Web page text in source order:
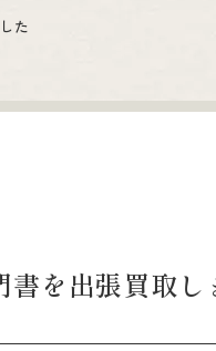
た
書を出張買取し